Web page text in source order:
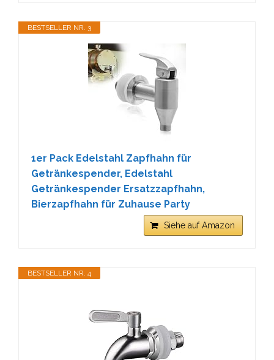
BESTSELLER NR. 3
1er Pack Edelstahl Zapfhahn für
Getränkespender, Edelstahl
Getränkespender Ersatzzapfhahn,
Bierzapfhahn für Zuhause Party
Siehe auf Amazon
BESTSELLER NR. 4